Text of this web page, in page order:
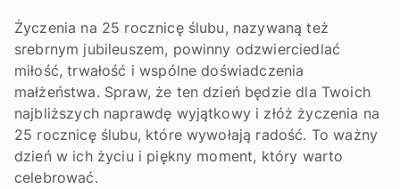
Życzenia na 25 rocznicę ślubu, nazywaną też
srebrnym jubileuszem, powinny odzwierciedlać
miłość, trwałość i wspólne doświadczenia
małżeństwa. Spraw, że ten dzień będzie dla Twoich
najbliższych naprawdę wyjątkowy i złóż życzenia na
25 rocznicę ślubu, które wywołają radość. To ważny
dzień w ich życiu i piękny moment, który warto
celebrować.